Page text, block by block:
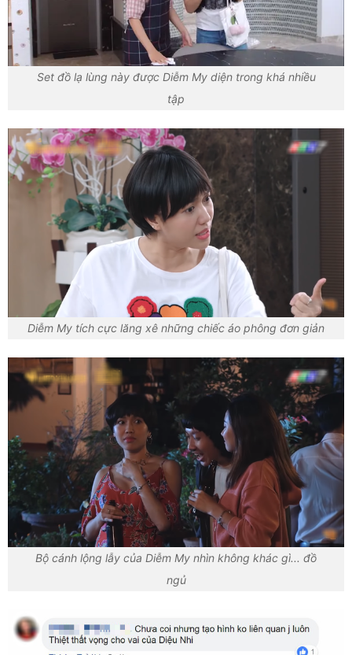
Set đồ lạ lùng này được Diễm My diện trong khá nhiều
tập
Diễm My tích cực lăng xê những chiếc áo phông đơn giản
Bộ cánh lộng lẫy của Diễm My nhìn không khác gì... đồ
ngủ